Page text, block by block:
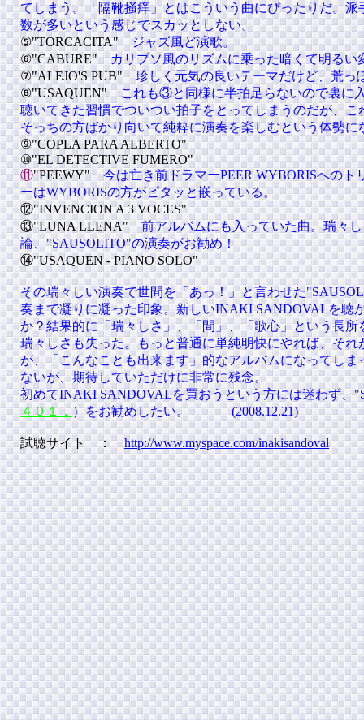
てしまう。「隔靴掻痒」とはこういう曲にぴったりだ。
数が多いという感じでスカッとしない。
⑤"TORCACITA"ジャズ風ど演歌。
⑥"CABURE"カリプソ風のリズムに乗った暗くて明るい
⑦"ALEJO'S PUB"珍しく元気の良いテーマだけど、荒っ
⑧"USAQUEN"これも③と同様に半拍足らないので裏に
聴いてきた習慣でついつい拍子をとってしまうのだが、
そっちの方ばかり向いて純粋に演奏を楽しむという体勢に
⑨"COPLA PARA ALBERTO"
⑩"EL DETECTIVE FUMERO"
⑪"PEEWY" 今は亡き前ドラマーPEER WYBORISへのト
ーはWYBORISの方がピタッと嵌っている。
⑫"INVENCION A 3 VOCES"
⑬"LUNA LLENA" 前アルバムにも入っていた曲。瑞々
論、"SAUSOLITO"の演奏がお勧め！
⑭"USAQUEN - PIANO SOLO"
その瑞々しい演奏で世間を「あっ！」と言わせた
奏まで凝りに凝った印象。新しいINAKI SANDOVALを聴
か？結果的に「瑞々しさ」、「間」、「歌心」という長
瑞々しさも失った。もっと普通に単純明快にやれば、そ
が、「こんなことも出来ます」的なアルバムになってし
ないが、期待していただけに非常に残念。
初めてINAKI SANDOVALを買おうという方には迷わず
４０１．）をお勧めしたい。 (2008.12.21)
試聴サイト ：http://www.myspace.com/inakisandoval